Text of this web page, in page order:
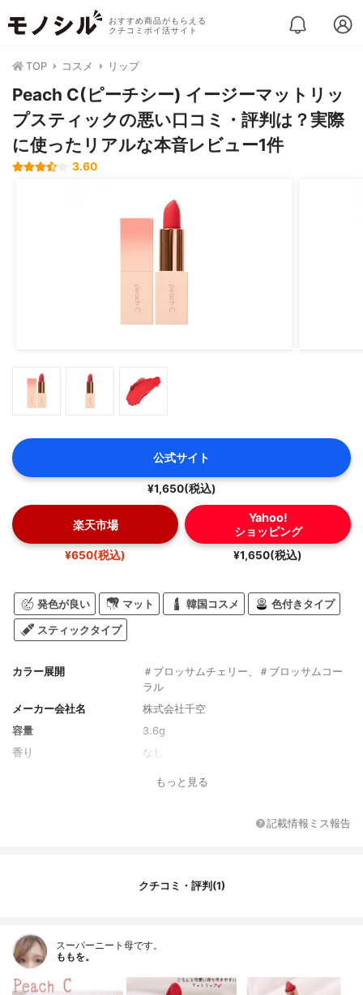
おすすめ商品がもらえる
クチコミポイ活サイト
TOP コスメ リップ
Peach C(ピーチシー) イージーマットリッ
プスティックの悪い口コミ・評判は？実際
に使ったリアルな本音レビュー1件
3.60
公式サイト
¥1,650(税込)
楽天市場
¥650(税込)
Yahoo!
ショッピング
¥1,650(税込)
発色が良い マット 韓国コスメ 色付きタイプ
スティックタイプ
カラー展開
＃ブロッサムチェリー、＃ブロッサムコー
ラル
メーカー会社名
株式会社千空
容量
3.6g
香り
なし
もっと見る
記載情報ミス報告
クチコミ・評判(1)
スーパーニート母です。
ももを。